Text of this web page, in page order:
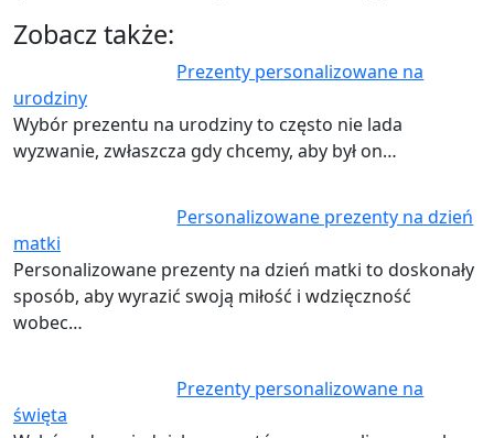
Zobacz także:
Prezenty personalizowane na
urodziny
Wybór prezentu na urodziny to często nie lada
wyzwanie, zwłaszcza gdy chcemy, aby był on…
Personalizowane prezenty na dzień
matki
Personalizowane prezenty na dzień matki to doskonały
sposób, aby wyrazić swoją miłość i wdzięczność
wobec…
Prezenty personalizowane na
święta